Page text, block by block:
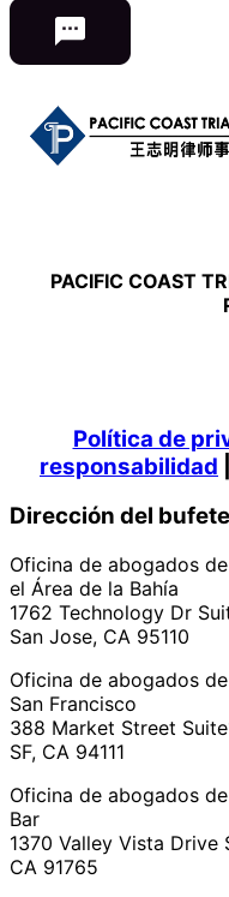
PACIFIC COAST
Política de
responsabilidad
Dirección del
Oficina de abogados
el Área de la Bahía
1762 Technology Dr
San Jose, CA 95110
Oficina de abogados
San Francisco
388 Market Street
SF, CA 94111
Oficina de abogados
Bar
1370 Valley Vista Drive
CA 91765